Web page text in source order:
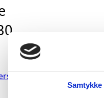
Samtykke